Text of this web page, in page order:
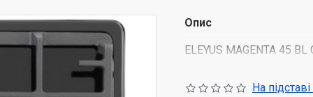
Опис
ELEYUS MAGENTA 45
навіть у мінімальному
що дозволяє зручно
На